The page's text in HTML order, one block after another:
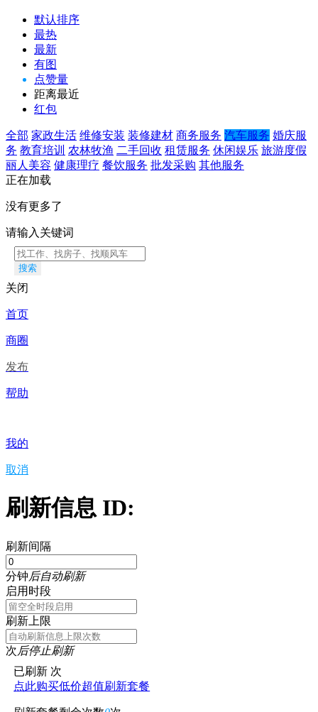
默认排序
最热
最新
有图
点赞量
距离最近
红包
全部 家政生活 维修安装 装修建材 商务服务 汽车服务 婚庆服
务 教育培训 农林牧渔 二手回收 租赁服务 休闲娱乐 旅游度假
丽人美容 健康理疗 餐饮服务 批发采购 其他服务
正在加载
没有更多了
请输入关键词
搜索
关闭
首页
商圈
发布
帮助
我的
取消
刷新信息 ID:
刷新间隔
分钟后自动刷新
启用时段
刷新上限
次后停止刷新
已刷新 次
点此购买低价超值刷新套餐